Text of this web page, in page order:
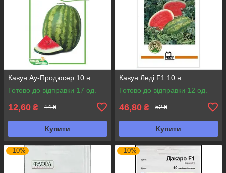
Кавун Ау-Продюсер 10 н.
Готово до відправки 17 од.
12,60 ₴ 14 ₴
Купити
Кавун Леді F1 10 н.
Готово до відправки 12 од.
46,80 ₴ 52 ₴
Купити
–10% –10%